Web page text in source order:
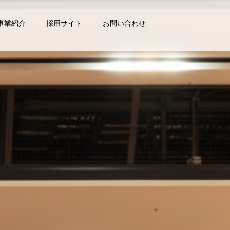
業紹介 採用サイト お問い合わせ